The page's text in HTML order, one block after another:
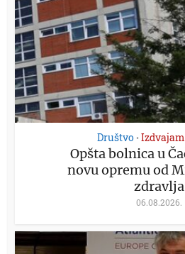
Društvo •
Opšta bolnica u
novu opremu od
zdravlja
06.08.2026.